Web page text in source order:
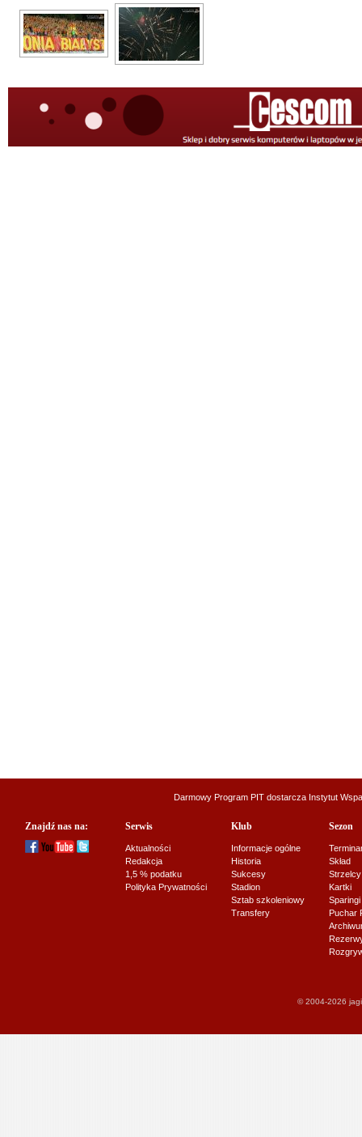
Darmowy Program PIT dostarcza Instytut
Znajdź nas na: Serwis
Aktualności
Redakcja
1,5 % podatku
Polityka Prywatności
Klub
Informacje ogólne
Historia
Sukcesy
Stadion
Sztab szkoleniowy
Transfery
Sezon
Skład
Strzelcy
Kartki
Sparingi
Puchar
© 2004-2026